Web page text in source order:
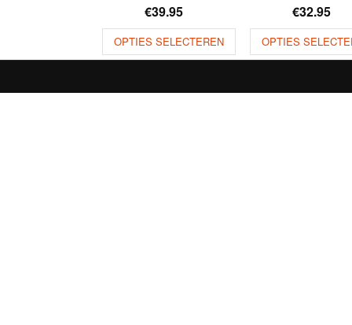
€39.95
OPTIES SELECTEREN
€32.95
OPTIES